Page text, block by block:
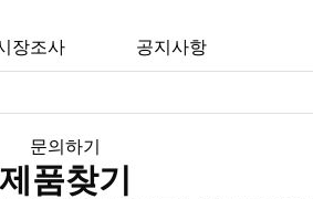
장조사 공지사항
문의하기
제품찾기